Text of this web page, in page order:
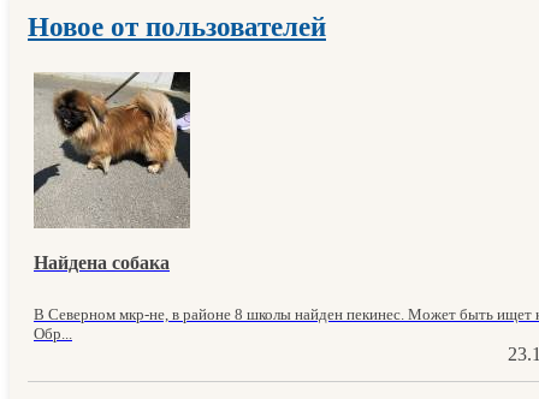
Новое от пользователей
Найдена собака
В Северном мкр-не, в районе 8 школы найден пекинес. Может быть ищет
Обр...